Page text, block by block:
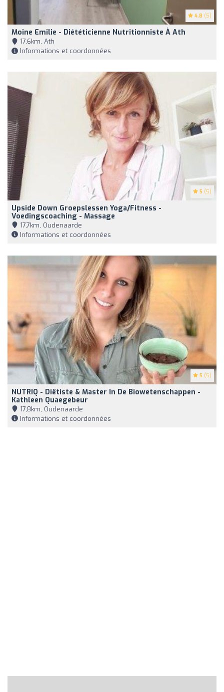
4.8 (5)
Moine Emilie - Diététicienne Nutritionniste À Ath
17,6km, Ath
Informations et coordonnées
5 (5)
Upside Down Groepslessen Yoga/Fitness -
Voedingscoaching - Massage
17,7km, Oudenaarde
Informations et coordonnées
5 (5)
NUTRIQ - Diëtiste & Master In De Biowetenschappen -
Kathleen Quaegebeur
17,8km, Oudenaarde
Informations et coordonnées